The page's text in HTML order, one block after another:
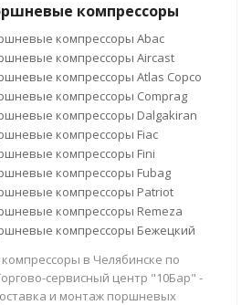
компрессоры
компрессоры Abac
компрессоры Aircast
компрессоры Atlas Copco
компрессоры Comprag
компрессоры Dalgakiran
компрессоры Fiac
компрессоры Fini
компрессоры Fubag
компрессоры Patriot
компрессоры Remeza
компрессоры Бежецкий
в Челябинске по
сервисный центр "10Бар" -
и монтаж поршневых